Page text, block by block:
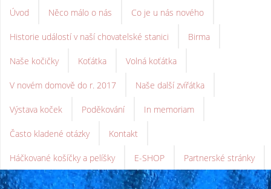
Úvod Něco málo o nás Co je u nás nového
Historie událostí v naší chovatelské stanici Birma
Naše kočičky Koťátka Volná koťátka
V novém domově do r. 2017 Naše další zvířátka
Výstava koček Poděkování In memoriam
Často kladené otázky Kontakt
Háčkované košíčky a pelíšky E-SHOP Partnerské stránky